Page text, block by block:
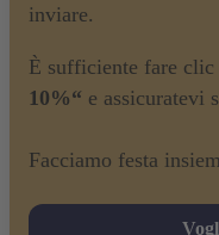
inviare.
È sufficiente fare clic
10%“ e assicuratevi
Facciamo festa